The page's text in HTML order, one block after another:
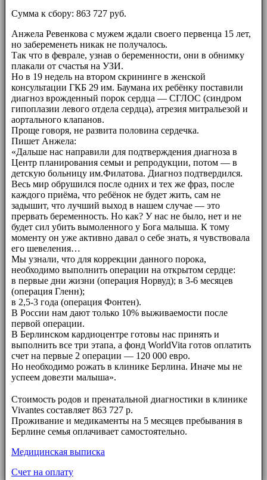
Сумма к сбору: 863 727 руб.
Анжела Ревенкова с мужем ждали своего первенца 15 лет,
но забеременеть никак не получалось.
Так что в феврале, узнав о беременности, они в обнимку
плакали от счастья на УЗИ.
Но в 19 недель на втором скрининге в женской
консультации ГКБ 29 им. Баумана их ребёнку поставили
диагноз врожденный порок сердца — СГЛОС (синдром
гипоплазии левого отдела сердца), атрезия митральезой и
аортального клапанов.
Проще говоря, не развита половина сердечка.
Пишет Анжела:
«Дальше нас направили для подтверждения диагноза в
Центр планирования семьи и репродукции, потом — в
детскую больницу им.Филатова. Диагноз подтвердился.
Весь мир обрушился после одних и тех же фраз, после
каждого приёма, что ребёнок не будет жить, сам не
задышит, что лучший выход в нашем случае — это
прервать беременность. Но как? У нас не было, нет и не
будет сил убить вымоленного у Бога малыша. К тому
моменту он уже активно давал о себе знать, я чувствовала
его шевеления…
Мы узнали, что для коррекции данного порока,
необходимо выполнить операции на открытом сердце:
в первые дни жизни (операция Норвуд); в 3-6 месяцев
(операция Гленн);
в 2,5-3 года (операция Фонтен).
В России нам дают только 10% выживаемости после
первой операции.
В Берлинском кардиоцентре готовы нас принять и
выполнить все три этапа, а фонд WorldVita готов оплатить
счет на первые 2 операции — 120 000 евро.
Но необходимо рожать в клинике Берлина. Иначе мы не
успеем довезти малыша».
Стоимость родов и пренатальной диагностики в клинике
Vivantes составляет 863 727 р.
Проживание и медикаменты на 5 месяцев пребывания в
Берлине семья оплачивает самостоятельно.
Медицинская выписка
Счет на оплату